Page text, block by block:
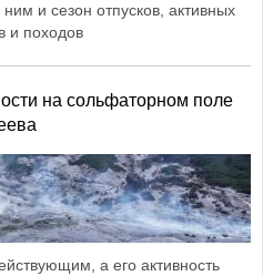
и сезон отпусков, активных
и походов
на сольфаторном поле
а его активность